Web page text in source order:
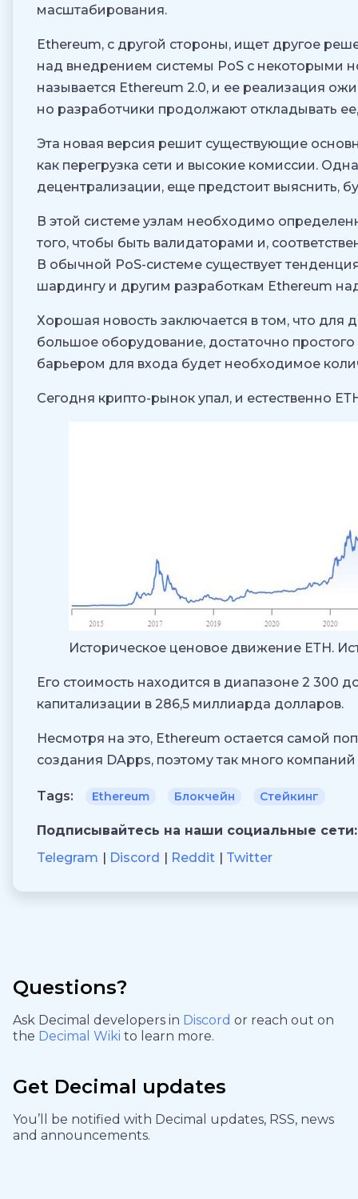
масштабирования.
Ethereum, с другой стороны, ищет другое
над внедрением системы PoS с некоторыми
называется Ethereum 2.0, и ее реализация
но разработчики продолжают откладывать
Эта новая версия решит существующие
как перегрузка сети и высокие комиссии.
децентрализации, еще предстоит выяснить,
В этой системе узлам необходимо
того, чтобы быть валидаторами и,
В обычной PoS-системе существует
шардингу и другим разработкам Ethereum
Хорошая новость заключается в том, что для
большое оборудование, достаточно
барьером для входа будет необходимое
Сегодня крипто-рынок упал, и естественно
Историческое ценовое движение ЕТН.
Его стоимость находится в диапазоне 2 300
капитализации в 286,5 миллиарда долларов.
Несмотря на это, Ethereum остается самой
создания DApps, поэтому так много
Tags: Ethereum Блокчейн Стейкинг
Подписывайтесь на наши социальные сети:
Telegram
Discord Reddit Twitter
Questions?
Ask Decimal developers in Discord or reach out on
the Decimal Wiki to learn more.
Get Decimal updates
You’ll be notified with Decimal updates, RSS, news
and announcements.